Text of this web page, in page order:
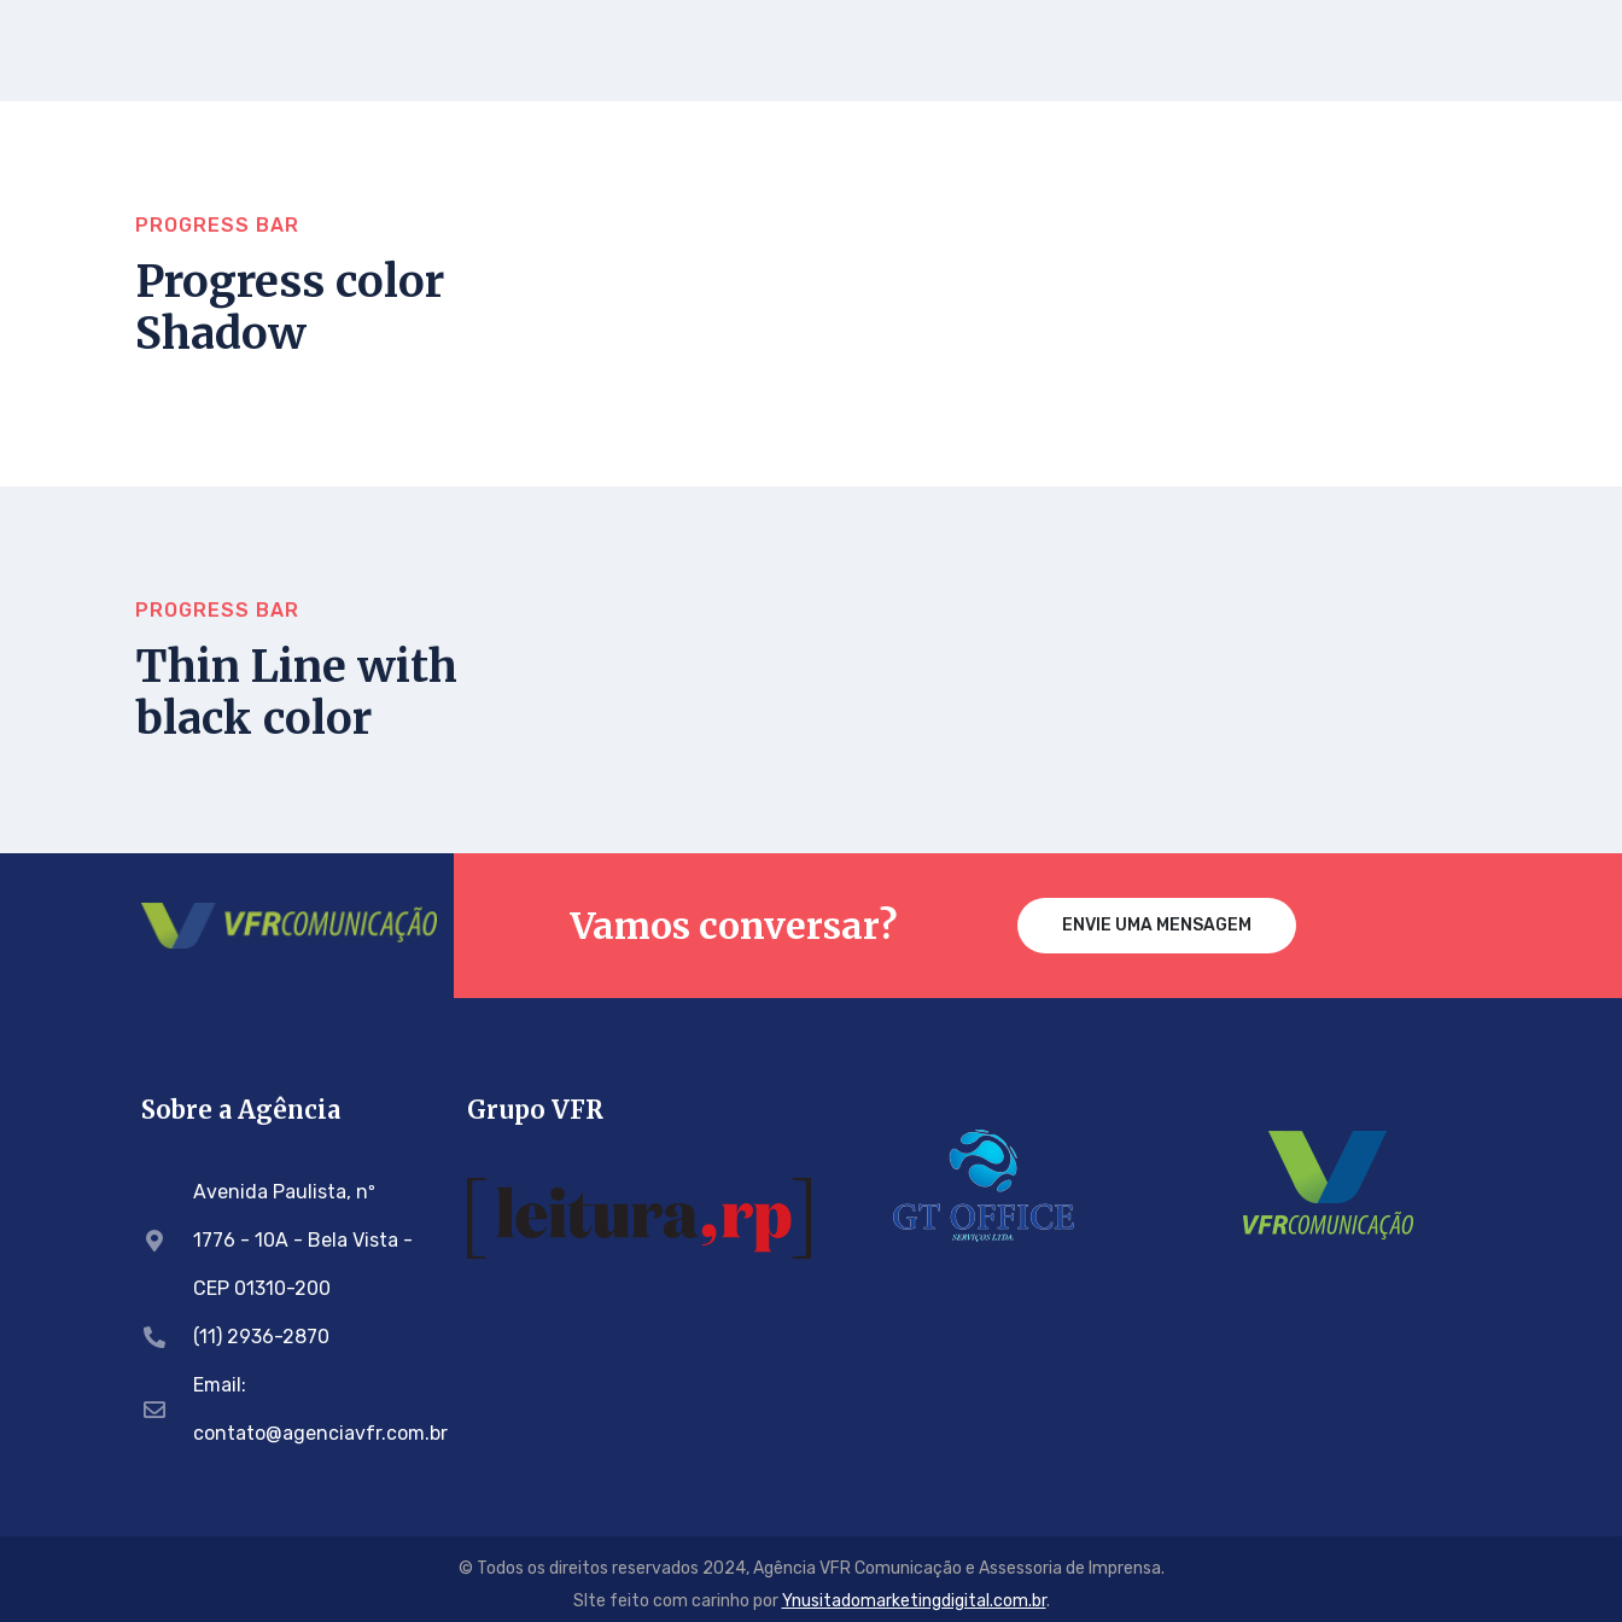
PROGRESS BAR
Progress color
Shadow
PROGRESS BAR
Thin Line with
black color
Vamos conversar? ENVIE UMA MENSAGEM
Sobre a Agência
Avenida Paulista, nº
1776 - 10A - Bela Vista -
CEP 01310-200
(11) 2936-2870
Email:
contato@agenciavfr.com.br
Grupo VFR
© Todos os direitos reservados 2024, Agência VFR Comunicação e Assessoria de Imprensa.
SIte feito com carinho porYnusitadomarketingdigital.com.br.